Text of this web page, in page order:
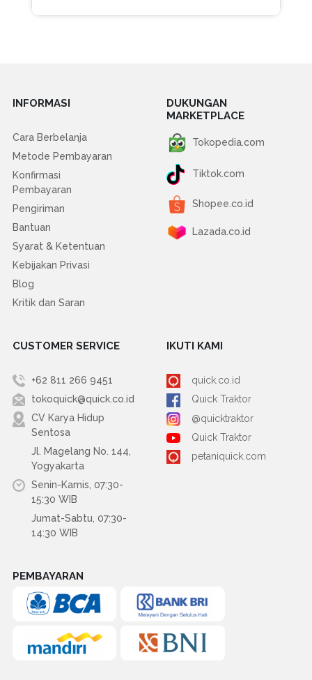
INFORMASI
Cara Berbelanja
Metode Pembayaran
Konfirmasi
Pembayaran
Pengiriman
Bantuan
Syarat & Ketentuan
Kebijakan Privasi
Blog
Kritik dan Saran
DUKUNGAN
MARKETPLACE
Tokopedia.com
Tiktok.com
Shopee.co.id
Lazada.co.id
CUSTOMER SERVICE
+62 811 266 9451
tokoquick@quick.co.id
CV Karya Hidup
Sentosa
Jl. Magelang No. 144,
Yogyakarta
Senin-Kamis, 07:30-
15:30 WIB
Jumat-Sabtu, 07:30-
14:30 WIB
IKUTI KAMI
quick.co.id
Quick Traktor
@quicktraktor
Quick Traktor
petaniquick.com
PEMBAYARAN